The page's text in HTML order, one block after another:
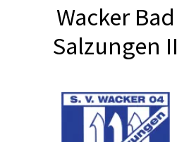
Wacker Bad
Salzungen II